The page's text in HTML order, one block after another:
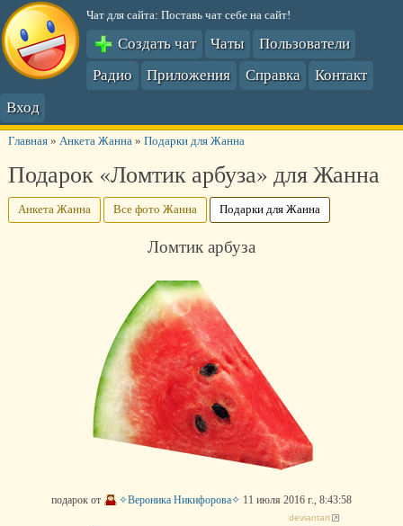
Чат для сайта: Поставь чат себе на сайт!
Создать чат Чаты
Пользователи
Радио
Приложения Справка
Контакт
Вход
Главная» Анкета Жанна» Подарки для Жанна
Подарок «Ломтик арбуза» для Жанна
Анкета Жанна Все фото Жанна Подарки для Жанна
Ломтик арбуза
подарок от ✧Вероника Никифорова✧ 11 июля 2016 г., 8:43:58
deviantart